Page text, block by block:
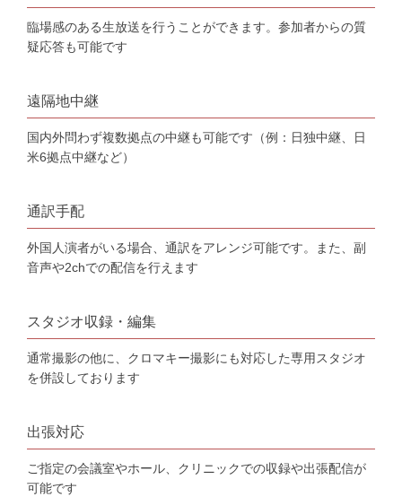
臨場感のある生放送を行うことができます。参加者からの質
疑応答も可能です
遠隔地中継
国内外問わず複数拠点の中継も可能です（例：日独中継、日
米6拠点中継など）
通訳手配
外国人演者がいる場合、通訳をアレンジ可能です。また、副
音声や2chでの配信を行えます
スタジオ収録・編集
通常撮影の他に、クロマキー撮影にも対応した専用スタジオ
を併設しております
出張対応
ご指定の会議室やホール、クリニックでの収録や出張配信が
可能です